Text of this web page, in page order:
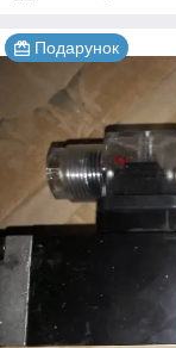
Подарунок